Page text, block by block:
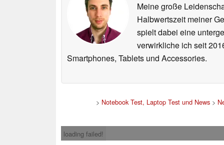
Meine große
Halbwertszeit meiner
spielt dabei eine
verwirkliche ich seit
Smartphones, Tablets und Accessories.
> Notebook Test, Laptop Test und News >
loading failed!